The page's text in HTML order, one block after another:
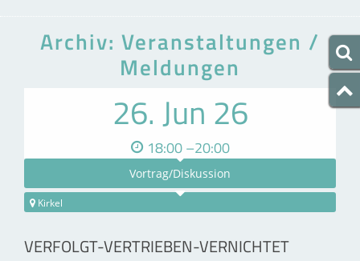
Archiv: Veranstaltungen /
Meldungen
26. Jun 26
18:00 –20:00
Vortrag/Diskussion
Kirkel
VERFOLGT-VERTRIEBEN-VERNICHTET